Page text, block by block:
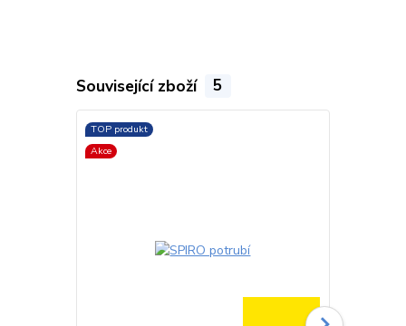
Související zboží 5
TOP produkt
Akce